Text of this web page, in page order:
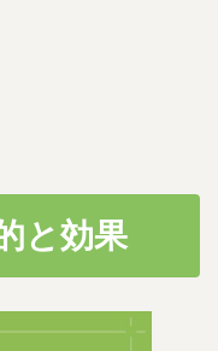
と効果